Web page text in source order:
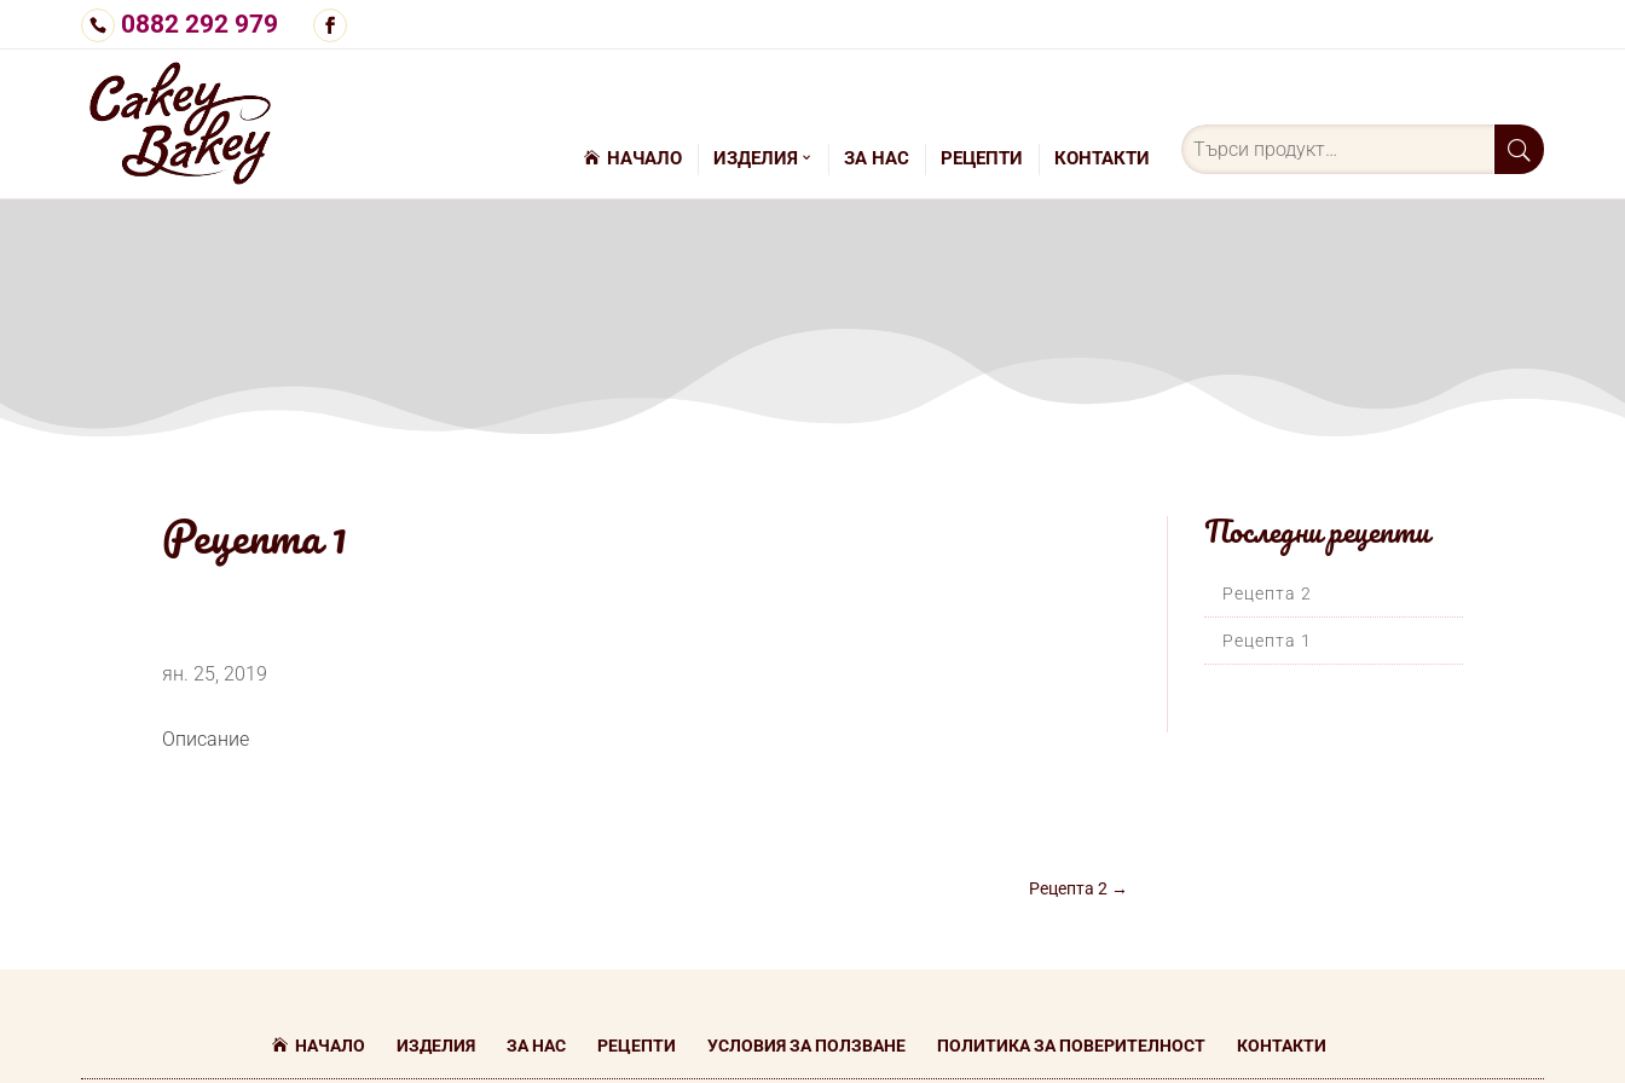
0882 292 979
 НАЧАЛО ИЗДЕЛИЯ ЗА НАС РЕЦЕПТИ КОНТАКТИ
Търсене
за:
Рецепта 1
ян. 25, 2019
Описание
Рецепта 2→
Последни рецепти
Рецепта 2
Рецепта 1
 НАЧАЛО ИЗДЕЛИЯ ЗА НАС РЕЦЕПТИ УСЛОВИЯ ЗА ПОЛЗВАНЕ ПОЛИТИКА ЗА ПОВЕРИТЕЛНОСТ КОНТАКТИ